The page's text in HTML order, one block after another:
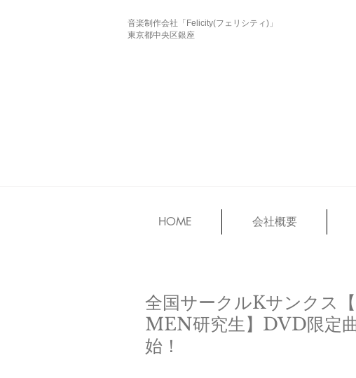
音楽制作会社「Felicity(フェリシティ)」
東京都中央区銀座
HOME 会社概要
全国サークルKサンクス
MEN研究生】DVD限定
始！